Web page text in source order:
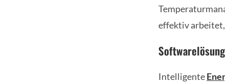
effektiv arbeitet,
Intelligente